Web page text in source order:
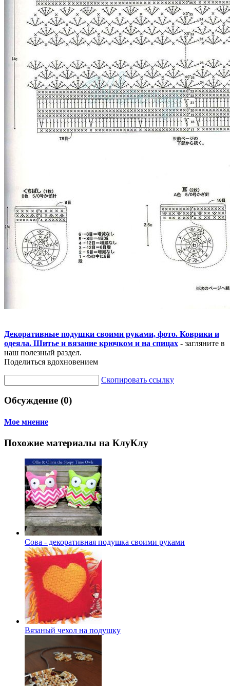
Декоративные подушки своими руками, фото. Коврики и
одеяла. Шитье и вязание крючком и на спицах - загляните в
наш полезный раздел.
Поделиться вдохновением
Скопировать ссылку
Обсуждение (0)
Мое мнение
Похожие материалы на КлуКлу
Сова - декоративная подушка своими руками
Вязаный чехол на подушку